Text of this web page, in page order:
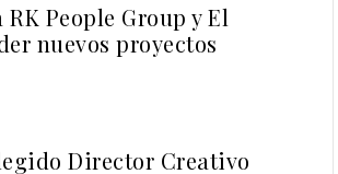
People Group y El
nuevos proyectos
Director Creativo